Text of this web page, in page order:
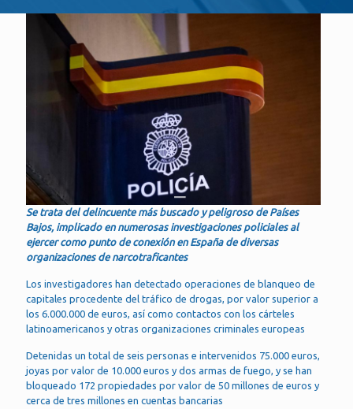
Se trata del delincuente más buscado y peligroso de Países
Bajos, implicado en numerosas investigaciones policiales al
ejercer como punto de conexión en España de diversas
organizaciones de narcotraficantes
Los investigadores han detectado operaciones de blanqueo de
capitales procedente del tráfico de drogas, por valor superior a
los 6.000.000 de euros, así como contactos con los cárteles
latinoamericanos y otras organizaciones criminales europeas
Detenidas un total de seis personas e intervenidos 75.000 euros,
joyas por valor de 10.000 euros y dos armas de fuego, y se han
bloqueado 172 propiedades por valor de 50 millones de euros y
cerca de tres millones en cuentas bancarias